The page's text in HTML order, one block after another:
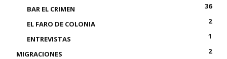
BAR EL CRIMEN
36
EL FARO DE COLONIA
2
ENTREVISTAS
1
MIGRACIONES
2